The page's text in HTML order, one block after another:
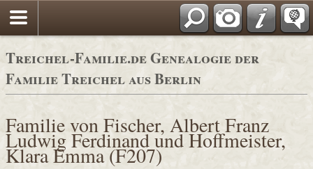
Adressbücher
Treichel-Familie.de Genealogie der
Familie Treichel aus Berlin
Familie von Fischer, Albert Franz
Ludwig Ferdinand und Hoffmeister,
Klara Emma (F207)